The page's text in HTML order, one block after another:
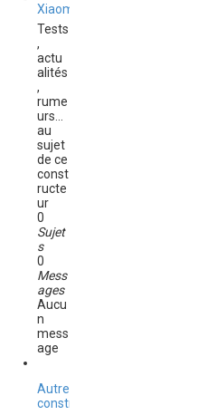
e
r
l
d
e
n
i
e
r
m
e
s
s
a
g
Xiaomi
Tests
,
actu
alités
,
rume
urs...
au
sujet
de ce
const
ructe
ur
0
Sujet
s
0
Mess
ages
Aucu
n
mess
age
Autres
constructeurs